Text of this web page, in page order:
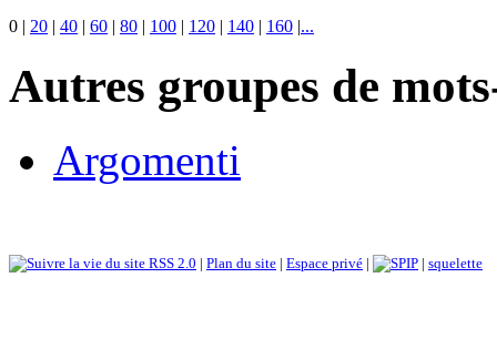
0 | 20 | 40 | 60 | 80 | 100 | 120 | 140 | 160 |...
Autres groupes de
Argomenti
RSS 2.0 | Plan du site | Espace privé | | squelette